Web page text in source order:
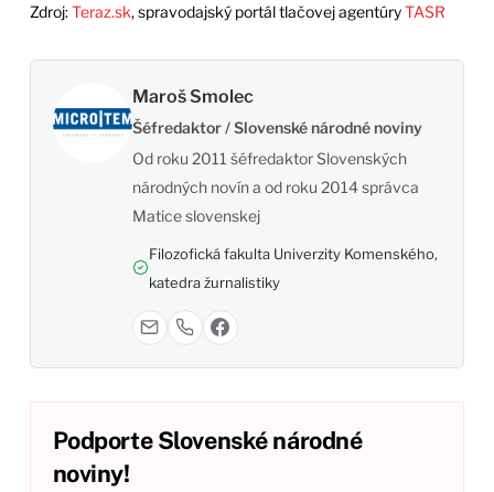
Zdroj:Teraz.sk, spravodajský portál tlačovej agentúryTASR
Maroš Smolec
Šéfredaktor / Slovenské národné noviny
Od roku 2011 šéfredaktor Slovenských
národných novín a od roku 2014 správca
Matice slovenskej
Filozofická fakulta Univerzity Komenského,
katedra žurnalistiky
Podporte Slovenské národné
noviny!